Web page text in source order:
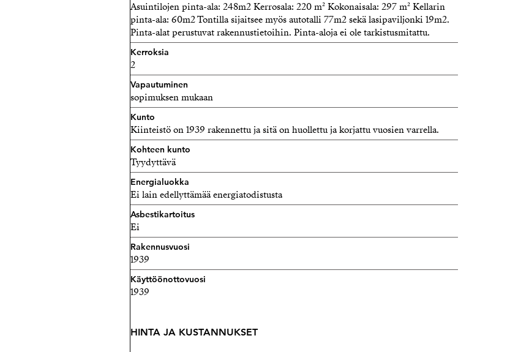
Asuintilojen pinta-ala: 248m2 Kerrosala: 220 m² Kokonaisala: 297 m² Kellarin
pinta-ala: 60m2 Tontilla sijaitsee myös autotalli 77m2 sekä lasipaviljonki 19m2.
Pinta-alat perustuvat rakennustietoihin. Pinta-aloja ei ole tarkistusmitattu.
Kerroksia
2
Vapautuminen
sopimuksen mukaan
Kunto
Kiinteistö on 1939 rakennettu ja sitä on huollettu ja korjattu vuosien varrella.
Kohteen kunto
Tyydyttävä
Energialuokka
Ei lain edellyttämää energiatodistusta
Asbestikartoitus
Ei
Rakennusvuosi
1939
Käyttöönottovuosi
1939
HINTA JA KUSTANNUKSET